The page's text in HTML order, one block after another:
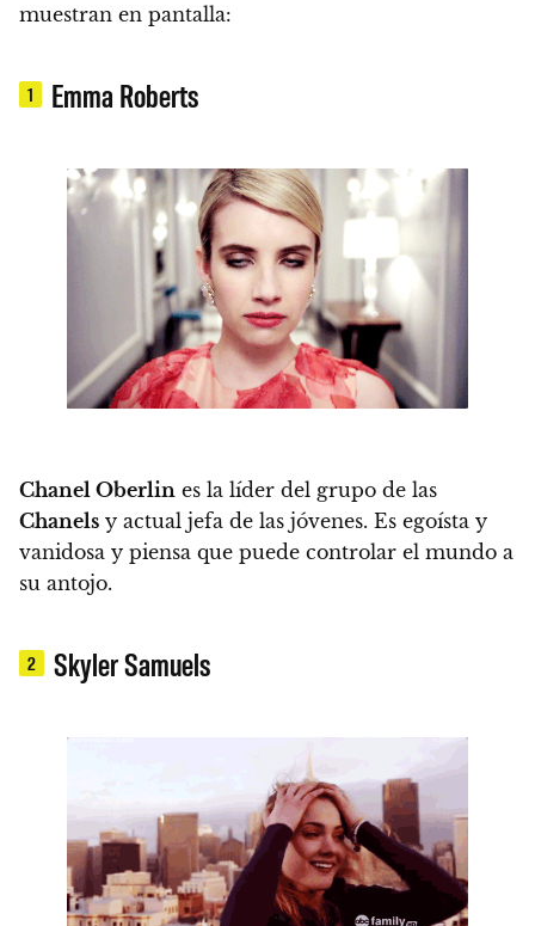
muestran en pantalla:
1 Emma Roberts
Chanel Oberlin es la líder del grupo de las
Chanels y actual jefa de las jóvenes. Es egoísta y
vanidosa y piensa que puede controlar el mundo a
su antojo.
2 Skyler Samuels